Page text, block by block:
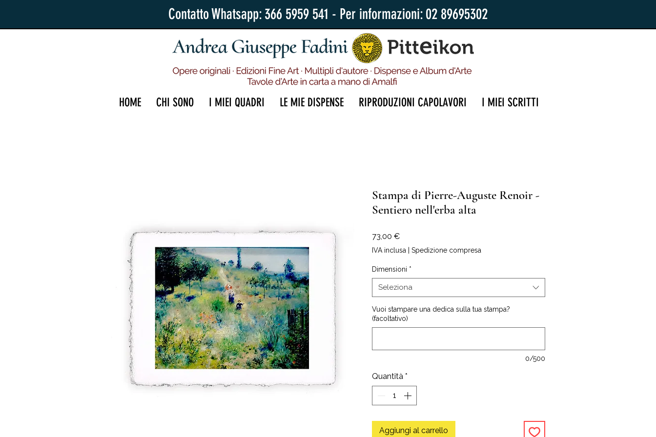
Contatto Whatsapp: 366 5959 541 - Per informazioni: 02 89695302
HOME CHI SONO I MIEI QUADRI LE MIE DISPENSE RIPRODUZIONI CAPOLAVORI I MIEI SCRITTI
Stampa di Pierre-Auguste Renoir -
Sentiero nell'erba alta
73,00 €Prezzo
IVA inclusa Spedizione compresa
Dimensioni *
Seleziona
Vuoi stampare una dedica sulla tua stampa?
(facoltativo)
0/500
Quantità *
Aggiungi al carrello